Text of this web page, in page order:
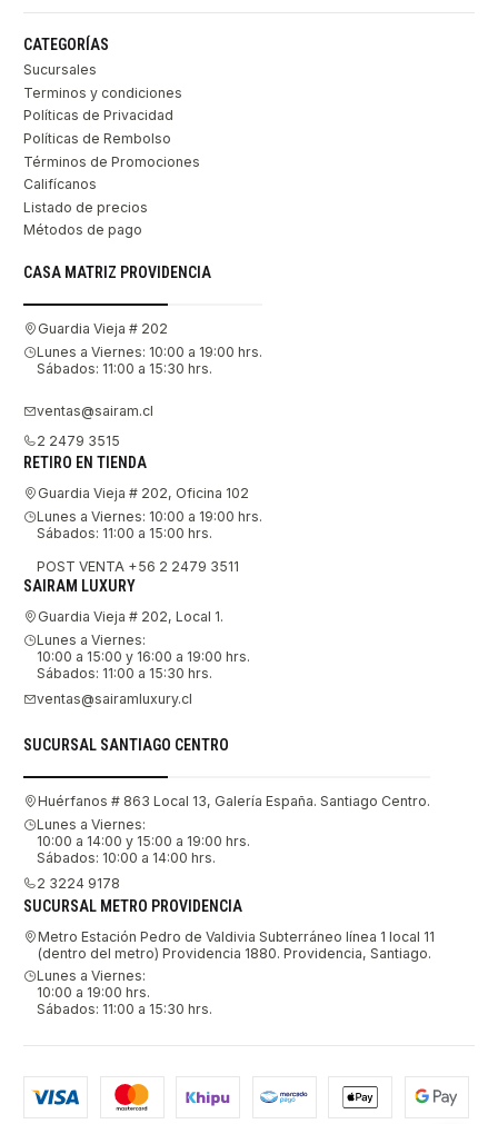
CATEGORÍAS
Sucursales
Terminos y condiciones
Políticas de Privacidad
Políticas de Rembolso
Términos de Promociones
Califícanos
Listado de precios
Métodos de pago
CASA MATRIZ PROVIDENCIA
Guardia Vieja # 202
Lunes a Viernes: 10:00 a 19:00 hrs.
Sábados: 11:00 a 15:30 hrs.
ventas@sairam.cl
2 2479 3515
RETIRO EN TIENDA
Guardia Vieja # 202, Oficina 102
Lunes a Viernes: 10:00 a 19:00 hrs.
Sábados: 11:00 a 15:00 hrs.
POST VENTA +56 2 2479 3511
SAIRAM LUXURY
Guardia Vieja # 202, Local 1.
Lunes a Viernes:
10:00 a 15:00 y 16:00 a 19:00 hrs.
Sábados: 11:00 a 15:30 hrs.
ventas@sairamluxury.cl
SUCURSAL SANTIAGO CENTRO
Huérfanos # 863 Local 13, Galería España. Santiago Centro.
Lunes a Viernes:
10:00 a 14:00 y 15:00 a 19:00 hrs.
Sábados: 10:00 a 14:00 hrs.
2 3224 9178
SUCURSAL METRO PROVIDENCIA
Metro Estación Pedro de Valdivia Subterráneo línea 1 local 11
(dentro del metro) Providencia 1880. Providencia, Santiago.
Lunes a Viernes:
10:00 a 19:00 hrs.
Sábados: 11:00 a 15:30 hrs.